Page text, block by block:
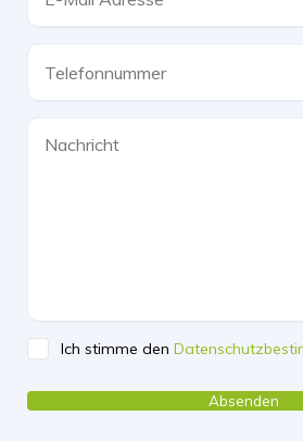
Please leave this field empty.
Ich stimme den